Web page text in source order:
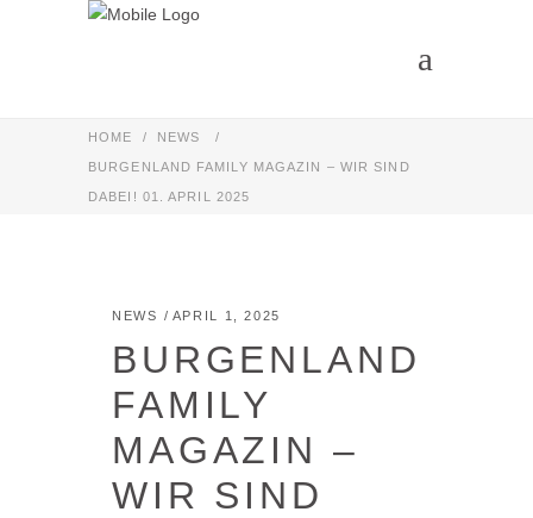
HOME / NEWS /
BURGENLAND FAMILY MAGAZIN – WIR SIND
DABEI! 01. APRIL 2025
NEWS APRIL 1, 2025
BURGENLAND
FAMILY
MAGAZIN –
WIR SIND